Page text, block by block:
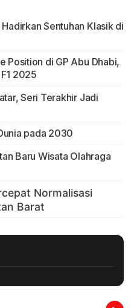
Sentuhan Klasik di
Position di GP Abu Dhabi,
2025
Seri Terakhir Jadi
pada 2030
Baru Wisata Olahraga